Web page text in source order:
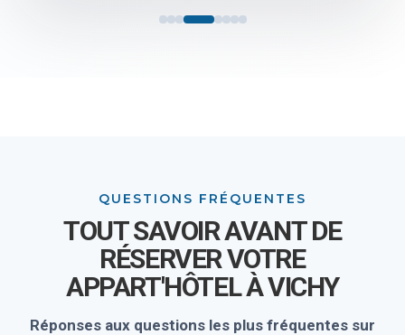
QUESTIONS FRÉQUENTES
TOUT SAVOIR AVANT DE
RÉSERVER VOTRE
APPART'HÔTEL À VICHY
Réponses aux questions les plus fréquentes sur